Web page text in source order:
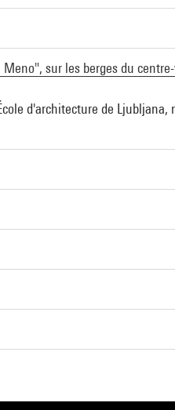
sur les berges du
d'architecture de Ljubljana,